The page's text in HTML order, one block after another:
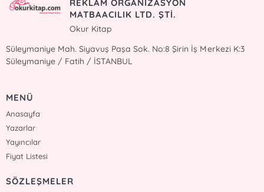
REKLAM ORGANİZASYON
MATBAACILIK LTD. ŞTİ.
Okur Kitap
Süleymaniye Mah. Siyavuş Paşa Sok. No:8 Şirin İş Merkezi K:3
Süleymaniye / Fatih / İSTANBUL
MENÜ
Anasayfa
Yazarlar
Yayıncılar
Fiyat Listesi
SÖZLEŞMELER